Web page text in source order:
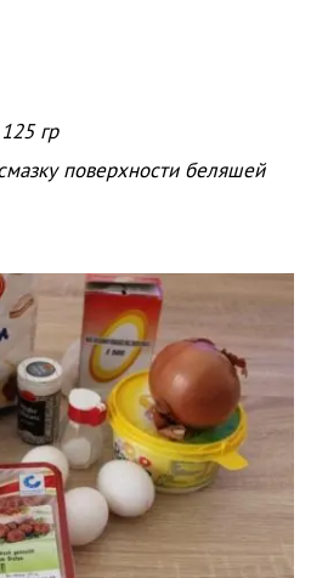
гр
поверхности беляшей